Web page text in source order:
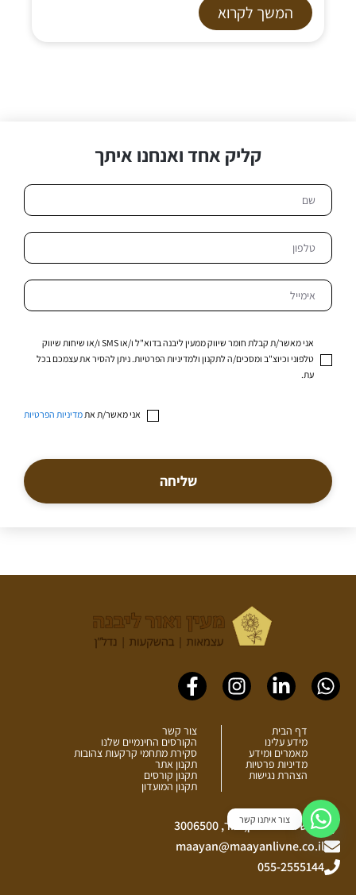
צור איתנו קשר
המשך לקרוא
קליק אחד ואנחנו איתך
אני מאשר/ת קבלת חומר שיווק ממעין ליבנה בדוא"ל ו/או SMS ו/או שיחות שיווק
טלפוני וכיוצ"ב ומסכים/ה לתקנון ולמדיניות הפרטיות. ניתן להסיר את עצמכם בכל
עת.
אני מאשר/ת אתמדיניות הפרטיות
שליחה
Whatsapp
Linkedin-
in
Instagram
Facebook-
f
דף הבית
מידע עלינו
מאמרים ומידע
מדיניות פרטיות
הצהרת נגישות
צור קשר
הקורסים החינמיים שלנו
סקירת מתחמי קרקעות צהובות
תקנון אתר
תקנון קורסים
תקנון המועדון
כביש ההר הירוק, יגור, 3006500
maayan@maayanlivne.co.il
055-2555144